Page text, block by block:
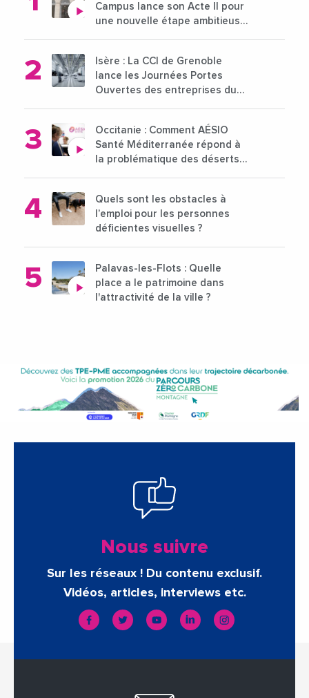
Campus lance son Acte II pour
une nouvelle étape ambitieuse
Isère : La CCI de Grenoble
lance les Journées Portes
Ouvertes des entreprises du
Occitanie : Comment AÉSIO
Santé Méditerranée répond à
la problématique des déserts
Quels sont les obstacles à
l’emploi pour les personnes
déficientes visuelles ?
Palavas-les-Flots : Quelle
place a le patrimoine dans
l'attractivité de la ville ?
Nous suivre
Sur les réseaux ! Du contenu exclusif.
Vidéos, articles, interviews etc.